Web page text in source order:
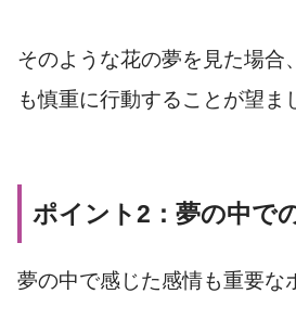
そのような花の夢を見た場合
も慎重に行動することが望ま
ポイント2：夢の中で
夢の中で感じた感情も重要な